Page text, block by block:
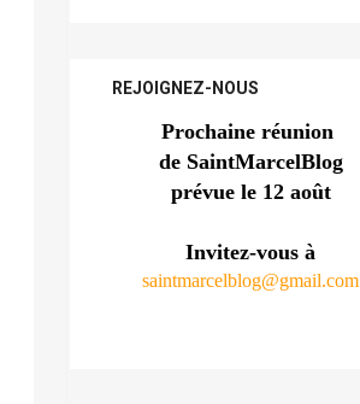
REJOIGNEZ-NOUS
Prochaine réunion
de SaintMarcelBlog
prévue le 12 août
Invitez-vous à
saintmarcelblog@gmail.com